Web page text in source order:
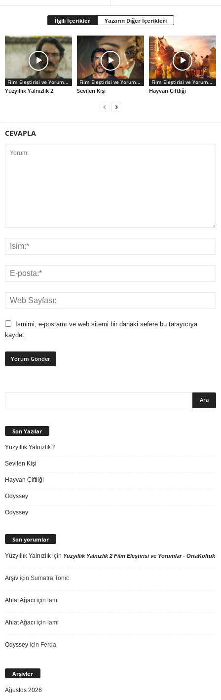
İlgili İçerikler Yazarın Diğer İçerikleri
Film Eleştirisi ve Yorumlar
Yüzyıllık Yalnızlık 2
Film Eleştirisi ve Yorumlar
Sevilen Kişi
Film Eleştirisi ve Yorumlar
Hayvan Çiftliği
CEVAPLA
Ismimi, e-postamı ve web sitemi bir dahaki sefere bu tarayıcıya
kaydet.
Son Yazılar
Yüzyıllık Yalnızlık 2
Sevilen Kişi
Hayvan Çiftliği
Odyssey
Odyssey
Son yorumlar
Yüzyıllık Yalnızlık için Yüzyıllık Yalnızlık 2 Film Eleştirisi ve Yorumlar - OrtaKoltuk
Arşiv için Sumatra Tonic
Ahlat Ağacı için lami
Ahlat Ağacı için lami
Odyssey için Ferda
Arşivler
Ağustos 2026